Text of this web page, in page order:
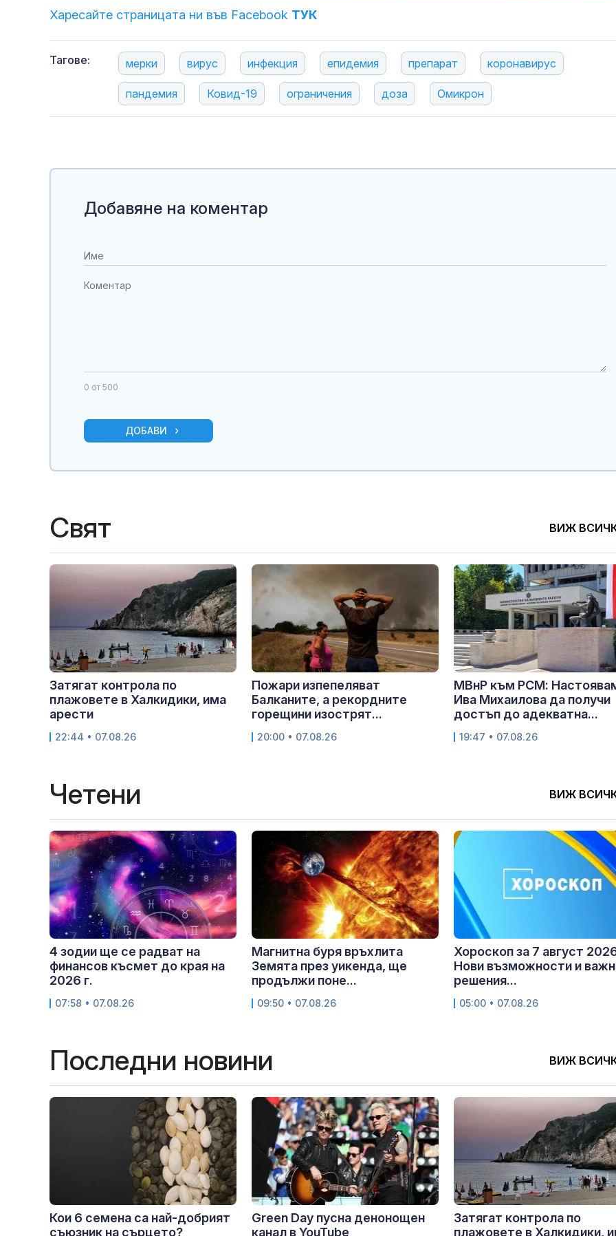
Харесайте страницата ни във Facebook ТУК
Тагове: мерки вирус инфекция епидемия препарат коронавирус
пандемия Ковид-19 ограничения доза Омикрон
Добавяне на коментар
0 от 500
ДОБАВИ
Свят ВИЖ
Затягат контрола по
плажовете в Халкидики, има
арести
22:44 • 07.08.26
Пожари изпепеляват
Балканите, а рекордните
горещини изострят...
20:00 • 07.08.26
МВнР към РСМ:
Ива Михаилова да получи
достъп до адекватна...
19:47 • 07.08.26
Четени ВИЖ
4 зодии ще се радват на
финансов късмет до края на
2026 г.
07:58 • 07.08.26
Магнитна буря връхлита
Земята през уикенда, ще
продължи поне...
09:50 • 07.08.26
Хороскоп за 7 август
Нови възможности и
решения...
05:00 • 07.08.26
Последни новини ВИЖ
Кои 6 семена са най-добрият
съюзник на сърцето?
Green Day пусна денонощен
канал в YouTube
Затягат контрола по
плажовете в Халкидики,